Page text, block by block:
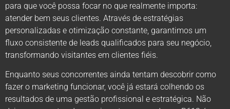
para que você possa focar no que realmente importa:
atender bem seus clientes. Através de estratégias
personalizadas e otimização constante, garantimos um
fluxo consistente de leads qualificados para seu negócio,
transformando visitantes em clientes fiéis.
Enquanto seus concorrentes ainda tentam descobrir como
fazer o marketing funcionar, você já estará colhendo os
resultados de uma gestão profissional e estratégica. Não